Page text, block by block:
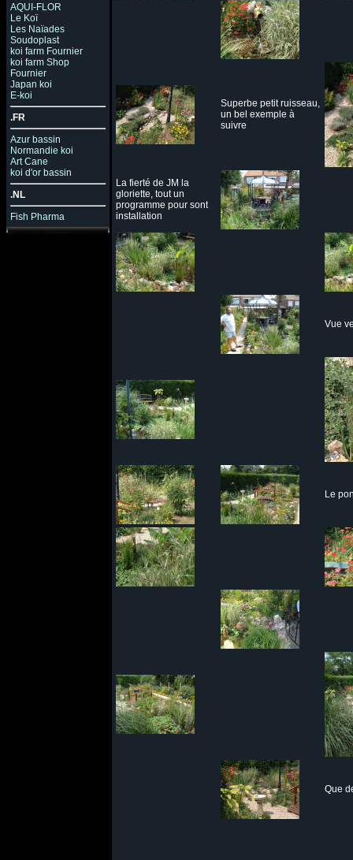
AQUI-FLOR
Le Koï
Les Naïades
Soudoplast
koi farm Fournier
koi farm Shop
Fournier
Japan koi
E-koi
.FR
Azur bassin
Normandie koi
Art Cane
koi d'or bassin
.NL
Fish Pharma
Superbe petit ruisseau,
un bel exemple à
suivre
La fierté de JM la
gloriette, tout un
programme pour sont
installation
Vue
Le
Que